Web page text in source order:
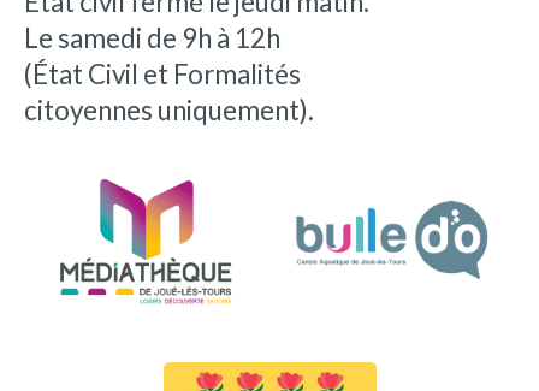
Le samedi de 9h à 12h
(État Civil et Formalités
citoyennes uniquement).